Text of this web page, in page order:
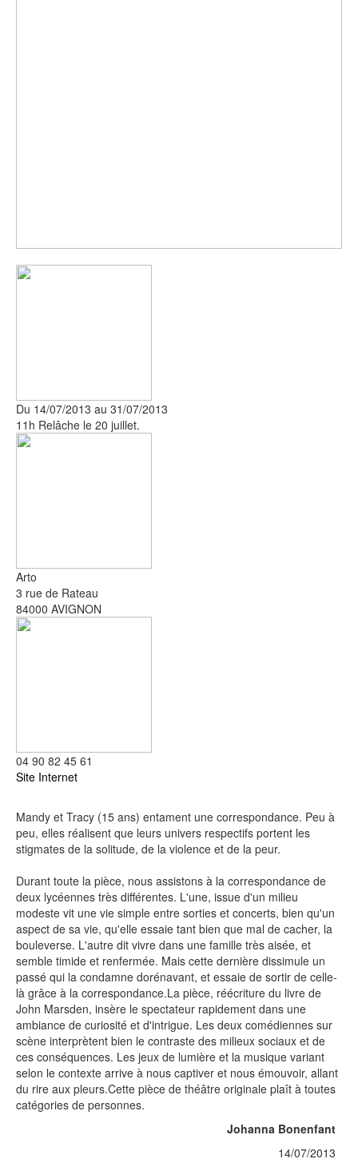
Du 14/07/2013 au 31/07/2013
11h Relâche le 20 juillet.
Arto
3 rue de Rateau
84000 AVIGNON
04 90 82 45 61
Site Internet
Mandy et Tracy (15 ans) entament une correspondance. Peu à
peu, elles réalisent que leurs univers respectifs portent les
stigmates de la solitude, de la violence et de la peur.
Durant toute la pièce, nous assistons à la correspondance de
deux lycéennes très différentes. L'une, issue d'un milieu
modeste vit une vie simple entre sorties et concerts, bien qu'un
aspect de sa vie, qu'elle essaie tant bien que mal de cacher, la
bouleverse. L'autre dit vivre dans une famille très aisée, et
semble timide et renfermée. Mais cette dernière dissimule un
passé qui la condamne dorénavant, et essaie de sortir de celle-
là grâce à la correspondance.La pièce, réécriture du livre de
John Marsden, insère le spectateur rapidement dans une
ambiance de curiosité et d'intrigue. Les deux comédiennes sur
scène interprètent bien le contraste des milieux sociaux et de
ces conséquences. Les jeux de lumière et la musique variant
selon le contexte arrive à nous captiver et nous émouvoir, allant
du rire aux pleurs.Cette pièce de théâtre originale plaît à toutes
catégories de personnes.
Johanna Bonenfant
14/07/2013